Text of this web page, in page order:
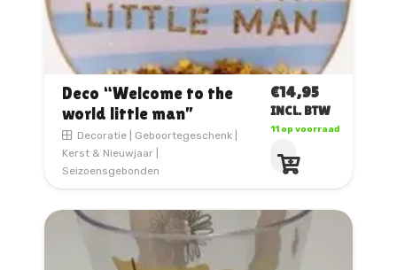
Deco “Welcome to the
world little man”
Decoratie| Geboortegeschenk|
Kerst & Nieuwjaar
Seizoensgebonden
€14,95
INCL. BTW
11 op voorraad